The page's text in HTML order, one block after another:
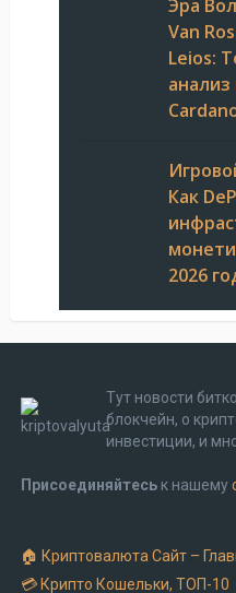
Эра
Van
Leios:
анализ
Как
2026
Тут новости
блокчейн, о
инвестиции, и
Присоединяйтесь к нашему
🏠 Криптовалюта Cайт –
💳 Крипто Кошельки, ТОП-10